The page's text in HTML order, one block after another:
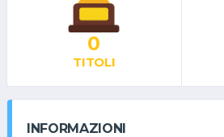
0
TITOLI
INFORMAZIONI